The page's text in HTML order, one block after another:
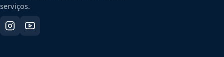
serviços.